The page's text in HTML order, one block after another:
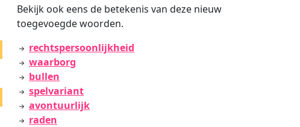
Bekijk ook eens de betekenis van deze nieuw
toegevoegde woorden.
rechtspersoonlijkheid
waarborg
bullen
spelvariant
avontuurlijk
raden